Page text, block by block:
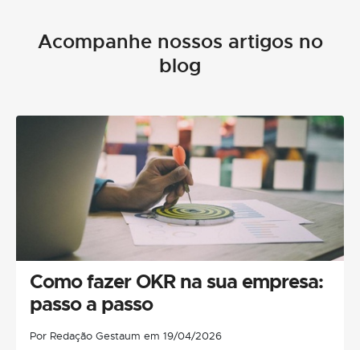
Acompanhe nossos artigos no
blog
Como fazer OKR na sua empresa:
passo a passo
Por Redação Gestaum em 19/04/2026